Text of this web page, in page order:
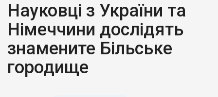
Науковці з України та
Німеччини дослідять
знамените Більське
городище